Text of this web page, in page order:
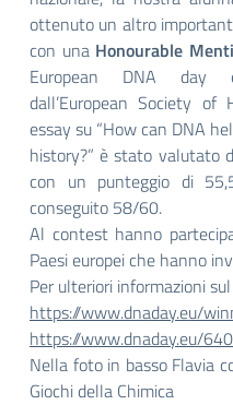
ottenuto un altro
con una Honourable
European DNA day
dall’European Society
essay su “How can DNA
history?” è stato valutato
con un punteggio di
conseguito 58/60.
Al contest hanno
Paesi europei che hanno
Per ulteriori informazioni
https://www.dnaday.eu/
https://www.dnaday.eu/
Nella foto in basso Flavia
Giochi della Chimica